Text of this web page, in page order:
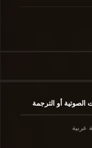
الصوتية أو الترجمة
عربية